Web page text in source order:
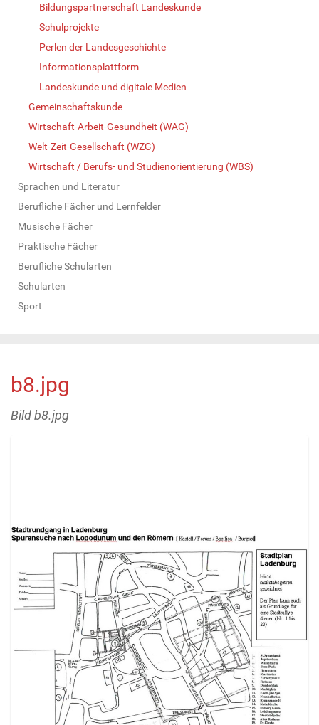
Bildungspartnerschaft Landeskunde
Schulprojekte
Perlen der Landesgeschichte
Informationsplattform
Landeskunde und digitale Medien
Gemeinschaftskunde
Wirtschaft-Arbeit-Gesundheit (WAG)
Welt-Zeit-Gesellschaft (WZG)
Wirtschaft / Berufs- und Studienorientierung (WBS)
Sprachen und Literatur
Berufliche Fächer und Lernfelder
Musische Fächer
Praktische Fächer
Berufliche Schularten
Schularten
Sport
b8.jpg
Bild b8.jpg